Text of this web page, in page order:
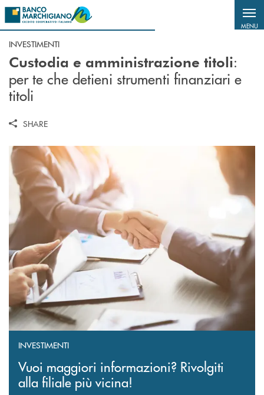
Salta al contenuto principale
MENU
INVESTIMENTI
Custodia e amministrazione titoli:
per te che detieni strumenti finanziari e
titoli
SHARE
INVESTIMENTI
Vuoi maggiori informazioni? Rivolgiti
alla filiale più vicina!